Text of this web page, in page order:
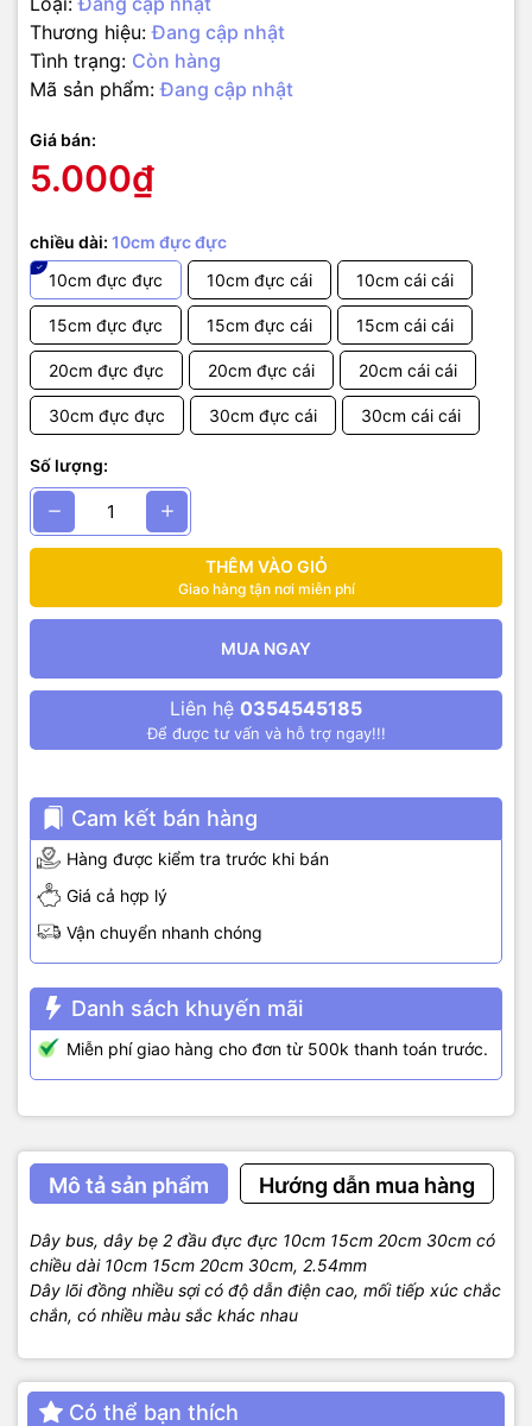
Thương hiệu: Đang cập nhật
Tình trạng: Còn hàng
Mã sản phẩm: Đang cập nhật
Giá bán:
5.000₫
chiều dài: 10cm đực đực
10cm đực đực
10cm đực cái 10cm cái cái
15cm đực đực 15cm đực cái 15cm cái cái
20cm đực đực 20cm đực cái 20cm cái cái
30cm đực đực 30cm đực cái 30cm cái cái
Số lượng:
THÊM VÀO GIỎ
Giao hàng tận nơi miễn phí
MUA NGAY
Liên hệ 0354545185
Để được tư vấn và hỗ trợ ngay!!!
Cam kết bán hàng
Hàng được kiểm tra trước khi bán
Giá cả hợp lý
Vận chuyển nhanh chóng
Danh sách khuyến mãi
Miễn phí giao hàng cho đơn từ 500k thanh toán trước.
Mô tả sản phẩm Hướng dẫn mua hàng
Dây bus, dây bẹ 2 đầu đực đực 10cm 15cm 20cm 30cm có
chiều dài 10cm 15cm 20cm 30cm, 2.54mm
Dây lõi đồng nhiều sợi có độ dẫn điện cao, mối tiếp xúc chắc
chắn, có nhiều màu sắc khác nhau
Có thể bạn thích